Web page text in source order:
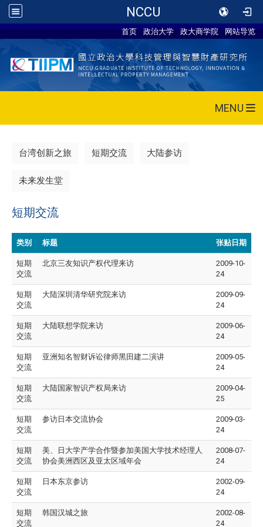
NCCU
首页 政治大学 政大商学院 网站导览
MENU
台湾创新之旅 短期交流 大陆参访
未来发生堂
短期交流
类别 标题 张贴日期
短期
交流
北京三友知识产权代理来访
2009-10-
24
短期
交流
大陆深圳清华研究院来访
2009-09-
24
短期
交流
大陆联想学院来访
2009-06-
24
短期
交流
亚洲知名智财诉讼律师黑田建二演讲
2009-05-
24
短期
交流
大陆国家智识产权局来访
2009-04-
25
短期
交流
参访日本交流协会
2009-03-
24
短期
交流
美、日大学产学合作暨参加美国大学技术经理人
协会美洲西区及亚太区域年会
2008-07-
24
短期
交流
日本东京参访
2002-09-
24
短期
交流
韩国汉城之旅
2002-08-
24